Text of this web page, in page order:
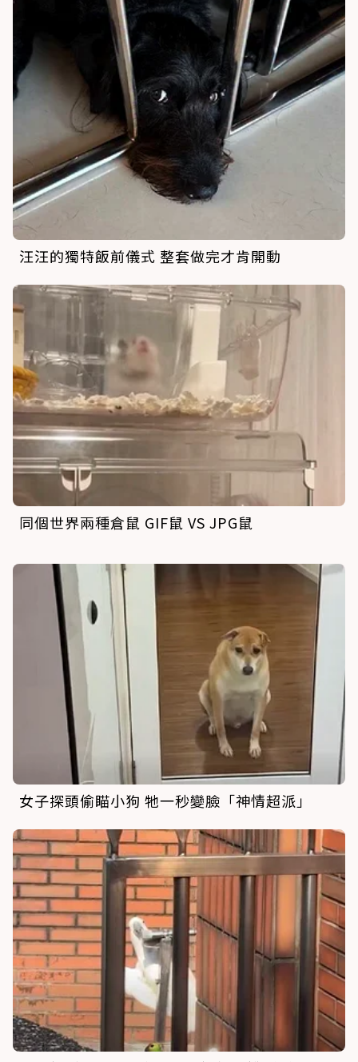
汪汪的獨特飯前儀式 整套做完才肯開動
同個世界兩種倉鼠 GIF鼠 VS JPG鼠
女子探頭偷瞄小狗 牠一秒變臉「神情超派」